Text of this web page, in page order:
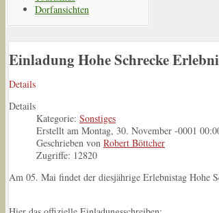
Dorfansichten
Einladung Hohe Schrecke
Details
Details
Kategorie: Sonstiges
Erstellt am Montag, 30. November -0001
Geschrieben von Robert Böttcher
Zugriffe: 12820
Am 05. Mai findet der diesjährige Erlebnistag Hohe